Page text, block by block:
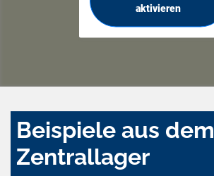
aktivieren
Beispiele aus dem
Zentrallager